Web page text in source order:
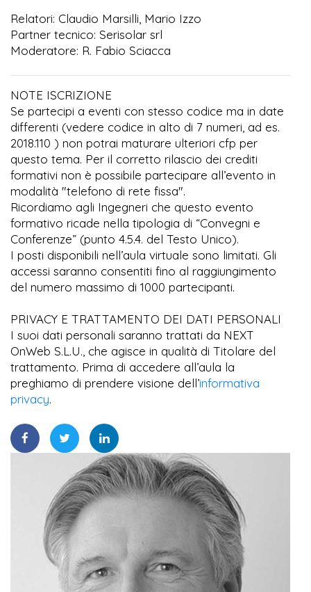
Relatori: Claudio Marsilli, Mario Izzo
Partner tecnico: Serisolar srl
Moderatore: R. Fabio Sciacca
NOTE ISCRIZIONE
Se partecipi a eventi con stesso codice ma in date
differenti (vedere codice in alto di 7 numeri, ad es.
2018.110 ) non potrai maturare ulteriori cfp per
questo tema. Per il corretto rilascio dei crediti
formativi non è possibile partecipare all’evento in
modalità "telefono di rete fissa".
Ricordiamo agli Ingegneri che questo evento
formativo ricade nella tipologia di “Convegni e
Conferenze” (punto 4.5.4. del Testo Unico).
I posti disponibili nell’aula virtuale sono limitati. Gli
accessi saranno consentiti fino al raggiungimento
del numero massimo di 1000 partecipanti.
PRIVACY E TRATTAMENTO DEI DATI PERSONALI
I suoi dati personali saranno trattati da NEXT
OnWeb S.L.U., che agisce in qualità di Titolare del
trattamento. Prima di accedere all’aula la
preghiamo di prendere visione dell’informativa
privacy.